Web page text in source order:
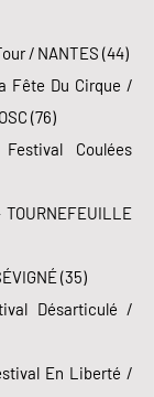
/ NANTES (44)
Fête Du Cirque /
(76)
Coulées
(35)
Désarticulé /
En Liberté /